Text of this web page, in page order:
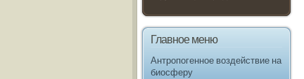
Главное меню
Антропогенное воздействие на
биосферу